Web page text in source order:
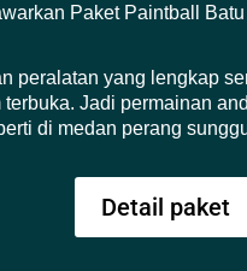
Paket Paintball
peralatan yang lengkap
Jadi permainan
di medan perang
Detail paket